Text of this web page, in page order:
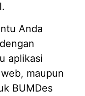
Anda
aplikasi
maupun
BUMDes